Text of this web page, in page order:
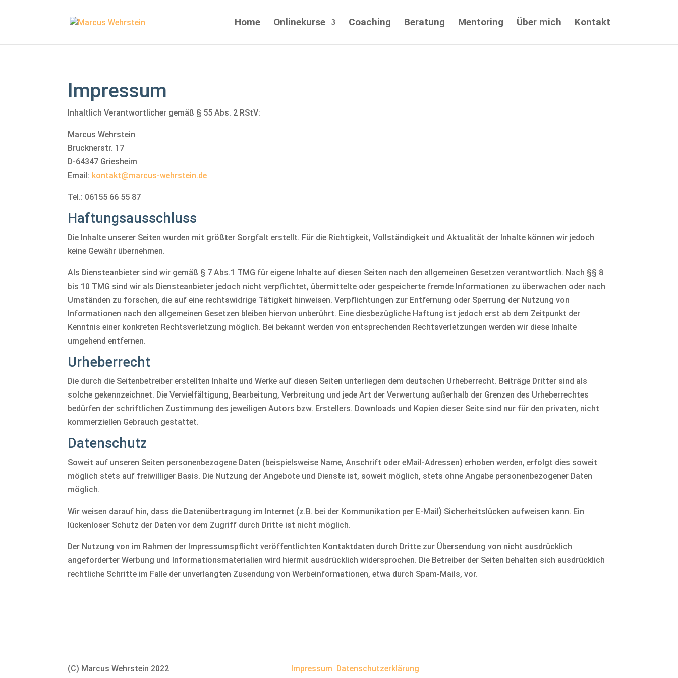
Home Onlinekurse Coaching Beratung Mentoring Über mich Kontakt
Impressum
Inhaltlich Verantwortlicher gemäß § 55 Abs. 2 RStV:
Marcus Wehrstein
Brucknerstr. 17
D-64347 Griesheim
Email: kontakt@marcus-wehrstein.de
Tel.: 06155 66 55 87
Haftungsausschluss
Die Inhalte unserer Seiten wurden mit größter Sorgfalt erstellt. Für die Richtigkeit, Vollständigkeit und Aktualität der Inhalte können wir jedoch
keine Gewähr übernehmen.
Als Diensteanbieter sind wir gemäß § 7 Abs.1 TMG für eigene Inhalte auf diesen Seiten nach den allgemeinen Gesetzen verantwortlich. Nach §§ 8
bis 10 TMG sind wir als Diensteanbieter jedoch nicht verpflichtet, übermittelte oder gespeicherte fremde Informationen zu überwachen oder nach
Umständen zu forschen, die auf eine rechtswidrige Tätigkeit hinweisen. Verpflichtungen zur Entfernung oder Sperrung der Nutzung von
Informationen nach den allgemeinen Gesetzen bleiben hiervon unberührt. Eine diesbezügliche Haftung ist jedoch erst ab dem Zeitpunkt der
Kenntnis einer konkreten Rechtsverletzung möglich. Bei bekannt werden von entsprechenden Rechtsverletzungen werden wir diese Inhalte
umgehend entfernen.
Urheberrecht
Die durch die Seitenbetreiber erstellten Inhalte und Werke auf diesen Seiten unterliegen dem deutschen Urheberrecht. Beiträge Dritter sind als
solche gekennzeichnet. Die Vervielfältigung, Bearbeitung, Verbreitung und jede Art der Verwertung außerhalb der Grenzen des Urheberrechtes
bedürfen der schriftlichen Zustimmung des jeweiligen Autors bzw. Erstellers. Downloads und Kopien dieser Seite sind nur für den privaten, nicht
kommerziellen Gebrauch gestattet.
Datenschutz
Soweit auf unseren Seiten personenbezogene Daten (beispielsweise Name, Anschrift oder eMail-Adressen) erhoben werden, erfolgt dies soweit
möglich stets auf freiwilliger Basis. Die Nutzung der Angebote und Dienste ist, soweit möglich, stets ohne Angabe personenbezogener Daten
möglich.
Wir weisen darauf hin, dass die Datenübertragung im Internet (z.B. bei der Kommunikation per E-Mail) Sicherheitslücken aufweisen kann. Ein
lückenloser Schutz der Daten vor dem Zugriff durch Dritte ist nicht möglich.
Der Nutzung von im Rahmen der Impressumspflicht veröffentlichten Kontaktdaten durch Dritte zur Übersendung von nicht ausdrücklich
angeforderter Werbung und Informationsmaterialien wird hiermit ausdrücklich widersprochen. Die Betreiber der Seiten behalten sich ausdrücklich
rechtliche Schritte im Falle der unverlangten Zusendung von Werbeinformationen, etwa durch Spam-Mails, vor.
(C) Marcus Wehrstein 2022 Impressum Datenschutzerklärung